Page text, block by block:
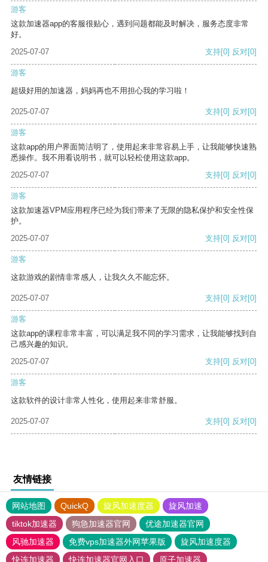
游客
这款加速器app的客服很贴心，遇到问题都能及时解决，服务态度非常
好。
2025-07-07
支持[0] 反对[0]
游客
超级好用的加速器，妈妈再也不用担心我的学习啦！
2025-07-07 支持[0] 反对[0]
游客
这款app的用户界面简洁明了，使用起来非常容易上手，让我能够快速熟
悉操作。我不用看说明书，就可以轻松使用这款app。
2025-07-07
支持[0] 反对[0]
游客
这款加速器VPM应用程序已经为我们带来了无限的隐私保护和安全性保
护。
2025-07-07
支持[0] 反对[0]
游客
这款游戏的剧情非常感人，让我久久不能忘怀。
2025-07-07 支持[0] 反对[0]
游客
这款app的课程非常丰富，可以满足我不同的学习需求，让我能够找到自
己感兴趣的知识。
2025-07-07
支持[0] 反对[0]
游客
这款软件的设计非常人性化，使用起来非常舒服。
2025-07-07 支持[0] 反对[0]
友情链接
网站地图 QuickQ 旋风加速度器
旋风加速
tiktok加速器
狗急加速器官网
优途加速器官网
风驰加速器
免费vps加速器外网苹果版
旋风加速度器
快连加速器
快连加速器官网入口 原子加速器